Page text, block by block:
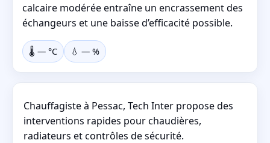
calcaire modérée entraîne un encrassement des
échangeurs et une baisse d’efficacité possible.
🌡️ — °C 💧 — %
Chauffagiste à Pessac, Tech Inter propose des
interventions rapides pour chaudières,
radiateurs et contrôles de sécurité.